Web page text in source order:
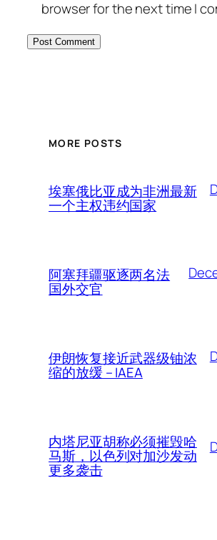
browser for the next time I
MORE POSTS
埃塞俄比亚成为非洲最新
一个主权违约国家
阿塞拜疆驱逐两名法
国外交官
伊朗恢复接近武器级铀浓
缩的放缓 – IAEA
内塔尼亚胡称必须摧毁哈
马斯，以色列对加沙发动
更多袭击